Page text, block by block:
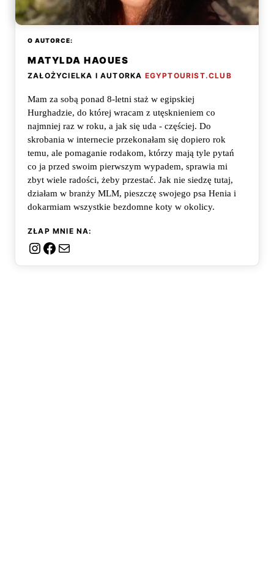
O AUTORCE:
MATYLDA HAOUES
ZAŁOŻYCIELKA I AUTORKA EGYPTOURIST.CLUB
Mam za sobą ponad 8-letni staż w egipskiej
Hurghadzie, do której wracam z utęsknieniem co
najmniej raz w roku, a jak się uda - częściej. Do
skrobania w internecie przekonałam się dopiero rok
temu, ale pomaganie rodakom, którzy mają tyle pytań
co ja przed swoim pierwszym wypadem, sprawia mi
zbyt wiele radości, żeby przestać. Jak nie siedzę tutaj,
działam w branży MLM, pieszczę swojego psa Henia i
dokarmiam wszystkie bezdomne koty w okolicy.
ZŁAP MNIE NA:
Instagram
Facebook
Mail